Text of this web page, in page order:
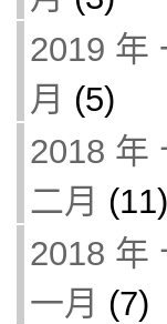
2019 年
月 (5)
2018 年
二月 (11)
2018 年
一月 (7)